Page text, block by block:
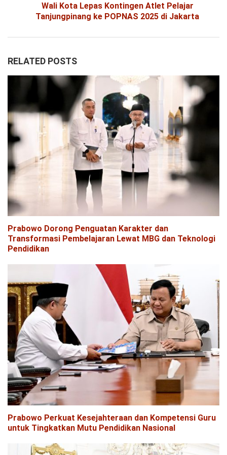
Wali Kota Lepas Kontingen Atlet Pelajar
Tanjungpinang ke POPNAS 2025 di Jakarta
RELATED POSTS
Prabowo Dorong Penguatan Karakter dan
Transformasi Pembelajaran Lewat MBG dan Teknologi
Pendidikan
Prabowo Perkuat Kesejahteraan dan Kompetensi Guru
untuk Tingkatkan Mutu Pendidikan Nasional